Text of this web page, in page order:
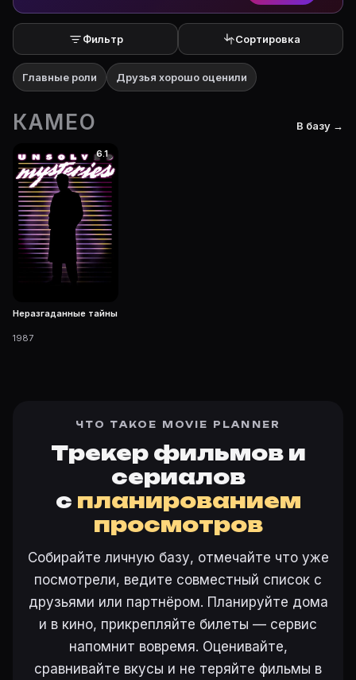
Фильтр Сортировка
Главные роли Друзья хорошо оценили
КАМЕО В базу →
6.1
Неразгаданные тайны
1987
ЧТО ТАКОЕ MOVIE PLANNER
Трекер фильмов и
сериалов
с планированием
просмотров
Собирайте личную базу, отмечайте что уже
посмотрели, ведите совместный список с
друзьями или партнёром. Планируйте дома
и в кино, прикрепляйте билеты — сервис
напомнит вовремя. Оценивайте,
сравнивайте вкусы и не теряйте фильмы в